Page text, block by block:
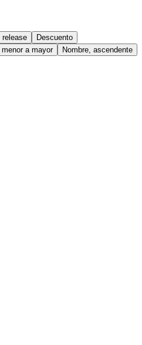
release
Descuento
a mayor
Nombre, ascendente